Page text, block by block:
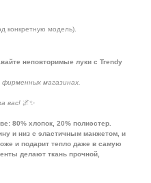
конкретную модель).
неповторимые луки с Trendy
магазинах.
вас! 🌌✨
80% хлопок, 20% полиэстер.
и низ с эластичным манжетом, и
и подарит тепло даже в самую
делают ткань прочной,